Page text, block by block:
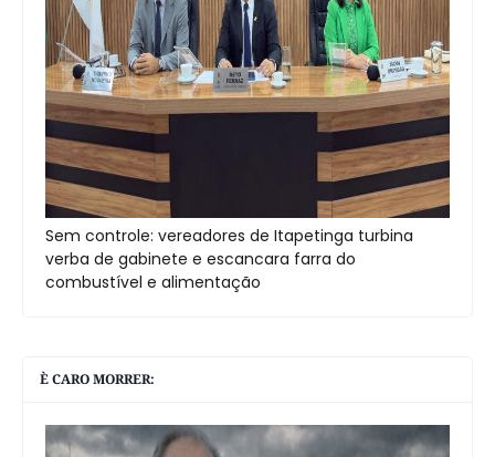
Sem controle: vereadores de Itapetinga turbina
verba de gabinete e escancara farra do
combustível e alimentação
È CARO MORRER: